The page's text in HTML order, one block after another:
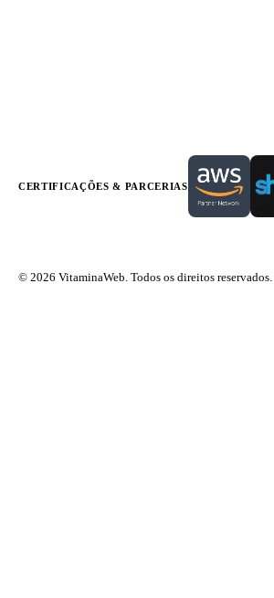
CERTIFICAÇÕES & PARCERIAS
© 2026 VitaminaWeb. Todos os direitos reservados.